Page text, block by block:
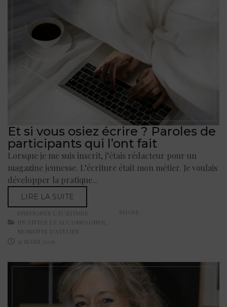
Et si vous osiez écrire ? Paroles de
participants qui l’ont fait
Lorsque je me suis inscrit, j’étais rédacteur pour un
magazine jeunesse. L’écriture était mon métier. Je voulais
développer la pratique...
LIRE LA SUITE
ENSEIGNER L'ÉCRITURE ,
INVENTER ET ACCOMPAGNER,
MOMENTS D'ATELIER
31 MARS 2026
SHARE: